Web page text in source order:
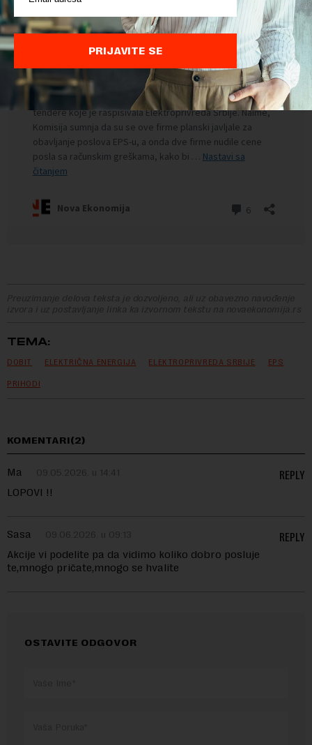
Preuzimanje delova teksta je dozvoljeno, ali uz obavezno navođenje
izvora i uz postavljanje linka ka izvornom tekstu na novaekonomija.rs
TEMA:
DOBIT ELEKTRIČNA ENERGIJA ELEKTROPRIVREDA SRBIJE EPS
PRIHODI
KOMENTARI(2)
Ma 09.05.2026. u 14:41
LOPOVI !!
REPLY
Sasa 09.06.2026. u 09:13
Akcije vi podelite pa da vidimo koliko dobro posluje
te,mnogo pričate,mnogo se hvalite
REPLY
OSTAVITE ODGOVOR
PRIJAVITE SE